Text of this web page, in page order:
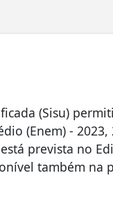
(Sisu)
(Enem) -
prevista no
também na